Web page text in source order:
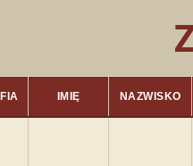
IMIĘ NAZWISKO